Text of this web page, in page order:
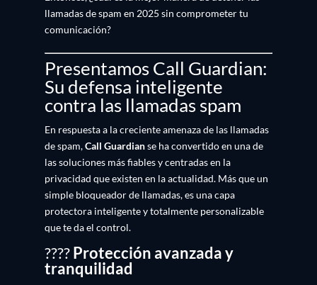
llamadas de spam en 2025 sin comprometer tu
comunicación?
Presentamos Call Guardian:
Su defensa inteligente
contra las llamadas spam
En respuesta a la creciente amenaza de las llamadas
de spam,Call Guardianse ha convertido en una de
las soluciones más fiables y centradas en la
privacidad que existen en la actualidad. Más que un
simple bloqueador de llamadas, es una capa
protectora inteligente y totalmente personalizable
que te da el control.
????Protección avanzada y
tranquilidad